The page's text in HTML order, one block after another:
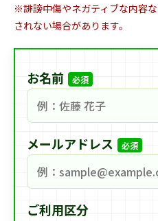
※誹謗中傷やネガティブな内容
されない場合があります。
お名前 必須
メールアドレス 必須
ご利用区分